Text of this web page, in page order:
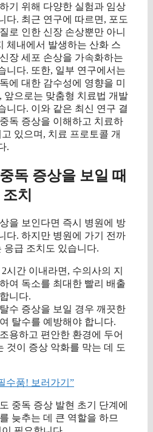
기 위해 다양한 실험과 임상
다. 최근 연구에 따르면, 포도
로 인한 신장 손상뿐만 아니
체내에서 발생하는 산화 스
장 세포 손상을 가속화하는
니다. 또한, 일부 연구에서는
에 대한 감수성에 영향을 미
앞으로는 맞춤형 치료법 개발
니다. 이와 같은 최신 연구 결
독 증상을 이해하고 치료하
있으며, 치료 프로토콜 개
.
독 증상을 보일 때
치
을 보인다면 즉시 병원에 방
다. 하지만 병원에 가기 전까
응급 조치도 있습니다.
시간 이내라면, 수의사의 지
여 독소를 최대한 빨리 배출
니다.
수 증상을 보일 경우 깨끗한
탈수를 예방해야 합니다.
용하고 편안한 환경에 두어
것이 증상 악화를 막는 데 도
수품! 보러가기”
중독 증상 발현 초기 단계에
늦추는 데 큰 역할을 하므